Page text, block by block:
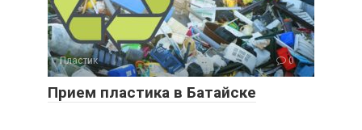
Пластик 0
Прием пластика в Батайске